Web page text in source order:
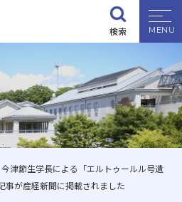
検索
今津節生学長による「エルトゥールル号遺
事が産経新聞に掲載されました